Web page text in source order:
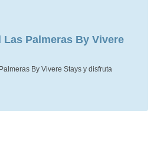
Las Palmeras By Vivere
By Vivere Stays y disfruta